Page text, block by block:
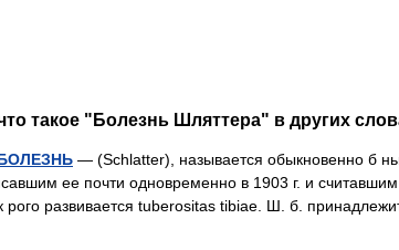
такое "Болезнь Шляттера" в других
— (Schlatter), называется обыкновенно б
ее почти одновременно в 1903 г. и
к рого развивается tuberositas tibiae. Ш. б.